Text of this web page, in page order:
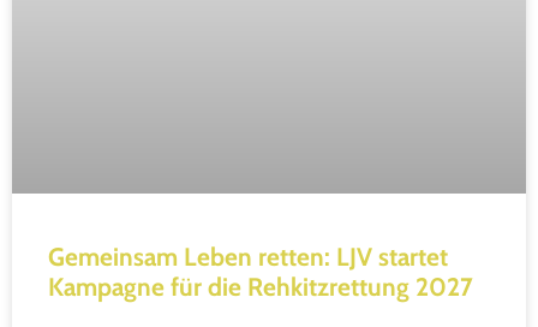
Gemeinsam Leben retten: LJV startet
Kampagne für die Rehkitzrettung 2027